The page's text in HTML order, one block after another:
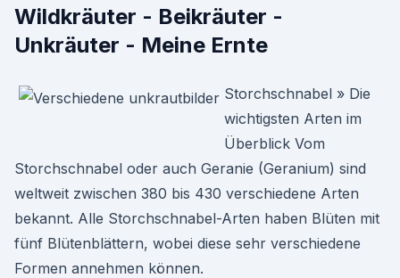
Wildkräuter - Beikräuter -
Unkräuter - Meine Ernte
Storchschnabel » Die
wichtigsten Arten im
Überblick Vom
Storchschnabel oder auch Geranie (Geranium) sind
weltweit zwischen 380 bis 430 verschiedene Arten
bekannt. Alle Storchschnabel-Arten haben Blüten mit
fünf Blütenblättern, wobei diese sehr verschiedene
Formen annehmen können.